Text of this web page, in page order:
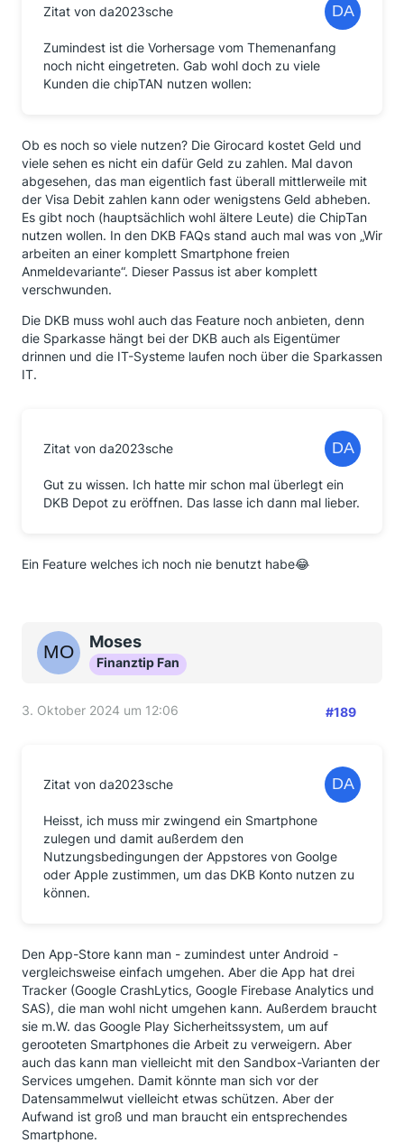
Zitat von da2023sche
Zumindest ist die Vorhersage vom Themenanfang
noch nicht eingetreten. Gab wohl doch zu viele
Kunden die chipTAN nutzen wollen:
Ob es noch so viele nutzen? Die Girocard kostet Geld und
viele sehen es nicht ein dafür Geld zu zahlen. Mal davon
abgesehen, das man eigentlich fast überall mittlerweile mit
der Visa Debit zahlen kann oder wenigstens Geld abheben.
Es gibt noch (hauptsächlich wohl ältere Leute) die ChipTan
nutzen wollen. In den DKB FAQs stand auch mal was von „Wir
arbeiten an einer komplett Smartphone freien
Anmeldevariante“. Dieser Passus ist aber komplett
verschwunden.
Die DKB muss wohl auch das Feature noch anbieten, denn
die Sparkasse hängt bei der DKB auch als Eigentümer
drinnen und die IT-Systeme laufen noch über die Sparkassen
IT.
Zitat von da2023sche
Gut zu wissen. Ich hatte mir schon mal überlegt ein
DKB Depot zu eröffnen. Das lasse ich dann mal lieber.
Ein Feature welches ich noch nie benutzt habe😂
Moses
Finanztip Fan
3. Oktober 2024 um 12:06 #189
Zitat von da2023sche
Heisst, ich muss mir zwingend ein Smartphone
zulegen und damit außerdem den
Nutzungsbedingungen der Appstores von Goolge
oder Apple zustimmen, um das DKB Konto nutzen zu
können.
Den App-Store kann man - zumindest unter Android -
vergleichsweise einfach umgehen. Aber die App hat drei
Tracker (Google CrashLytics, Google Firebase Analytics und
SAS), die man wohl nicht umgehen kann. Außerdem braucht
sie m.W. das Google Play Sicherheitssystem, um auf
gerooteten Smartphones die Arbeit zu verweigern. Aber
auch das kann man vielleicht mit den Sandbox-Varianten der
Services umgehen. Damit könnte man sich vor der
Datensammelwut vielleicht etwas schützen. Aber der
Aufwand ist groß und man braucht ein entsprechendes
Smartphone.